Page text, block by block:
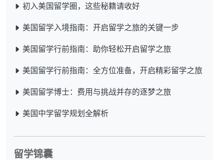
初入美国留学圈，这些秘籍请收好
美国留学入境指南：开启留学之旅的关键一步
美国留学行前指南：助你轻松开启留学之旅
美国留学行前指南：全方位准备，开启精彩留学之旅
美国留学博士：费用与挑战并存的逐梦之旅
美国中学留学规划全解析
留学锦囊